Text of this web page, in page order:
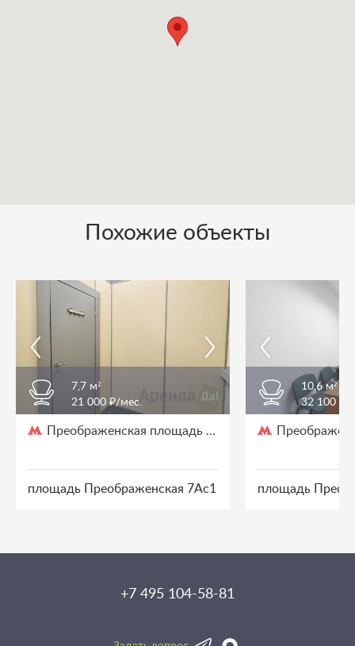
Похожие объекты
7,7 м²
21 000 ₽/мес.
Преображенская площадь / 3 мин. пешком
площадь Преображенская 7Ас1
10,6 м²
32 100 ₽/
площадь
+7 495 104-58-81